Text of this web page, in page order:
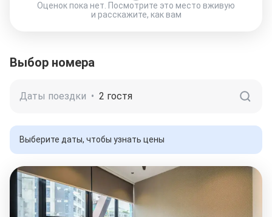
Оценок пока нет. Посмотрите это место вживую
и расскажите, как вам
Выбор номера
Даты поездки • 2 гостя
Выберите даты, чтобы узнать цены